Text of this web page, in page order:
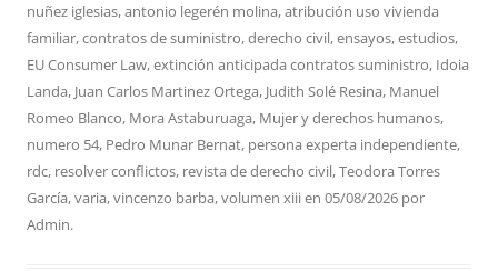
nuñez iglesias,antonio legerén molina,atribución uso vivienda
familiar,contratos de suministro,derecho civil,ensayos,estudios,
EU Consumer Law,extinción anticipada contratos suministro, Idoia
Landa, Juan Carlos Martinez Ortega, Judith Solé Resina, Manuel
Romeo Blanco, Mora Astaburuaga, Mujer y derechos humanos,
numero 54, Pedro Munar Bernat, persona experta independiente,
rdc, resolver conflictos, revista de derecho civil,Teodora Torres
García,varia,vincenzo barba,volumen xiiien 05/08/2026 por
Admin.